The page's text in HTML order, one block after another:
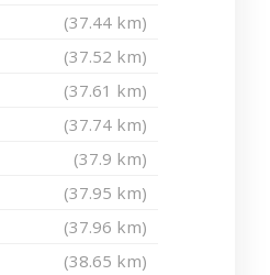
(37.44 km)
(37.52 km)
(37.61 km)
(37.74 km)
(37.9 km)
(37.95 km)
(37.96 km)
(38.65 km)